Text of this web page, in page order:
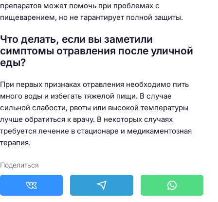
препаратов может помочь при проблемах с
пищеварением, но не гарантирует полной защиты.
Что делать, если вы заметили
симптомы отравления после уличной
еды?
При первых признаках отравления необходимо пить
много воды и избегать тяжелой пищи. В случае
сильной слабости, рвоты или высокой температуры
лучше обратиться к врачу. В некоторых случаях
требуется лечение в стационаре и медикаментозная
терапия.
Поделиться